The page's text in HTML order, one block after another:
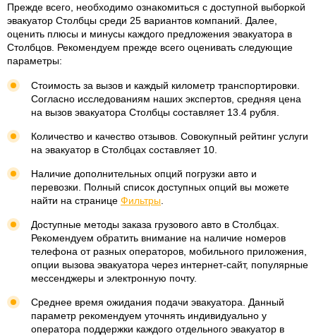
Прежде всего, необходимо ознакомиться с доступной выборкой
эвакуатор Столбцы среди 25 вариантов компаний. Далее,
оценить плюсы и минусы каждого предложения эвакуатора в
Столбцов. Рекомендуем прежде всего оценивать следующие
параметры:
Стоимость за вызов и каждый километр транспортировки.
Согласно исследованиям наших экспертов, средняя цена
на вызов эвакуатора Столбцы составляет 13.4 рубля.
Количество и качество отзывов. Совокупный рейтинг услуги
на эвакуатор в Столбцах составляет 10.
Наличие дополнительных опций погрузки авто и
перевозки. Полный список доступных опций вы можете
найти на странице Фильтры
Доступные методы заказа грузового авто в Столбцах.
Рекомендуем обратить внимание на наличие номеров
телефона от разных операторов, мобильного приложения,
опции вызова эвакуатора через интернет-сайт, популярные
мессенджеры и электронную почту.
Среднее время ожидания подачи эвакуатора. Данный
параметр рекомендуем уточнять индивидуально у
оператора поддержки каждого отдельного эвакуатор в